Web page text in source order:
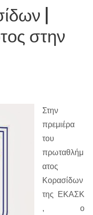
|
στην
Στην
πρεμιέρα
του
πρωταθλήμ
ατος
Κορασίδων
της ΕΚΑΣΚ
, ο